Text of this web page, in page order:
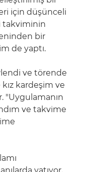
için düşünceli
takviminin
bir
de yaptı.
ve törende
kız kardeşim ve
"Uygulamanın
ve takvime
yatıyor.